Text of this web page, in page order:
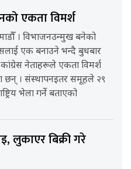
एकता विमर्श
। विभाजनउन्मुख बनेको
एक बनाउने भन्दै बुधबार
नेताहरूले एकता विमर्श
छन् । संस्थापनइतर समूहले २९
भेला गर्ने बताएको
लुकाएर बिक्री गरे